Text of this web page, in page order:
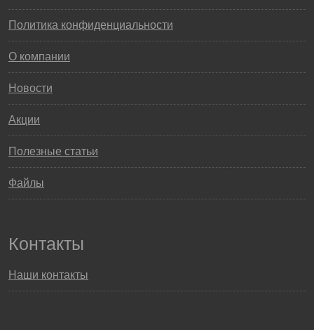
Политика конфиденциальности
О компании
Новости
Акции
Полезные статьи
Файлы
Контакты
Наши контакты